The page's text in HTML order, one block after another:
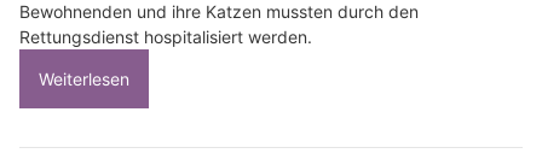
Bewohnenden und ihre Katzen mussten durch den
Rettungsdienst hospitalisiert werden.
Weiterlesen